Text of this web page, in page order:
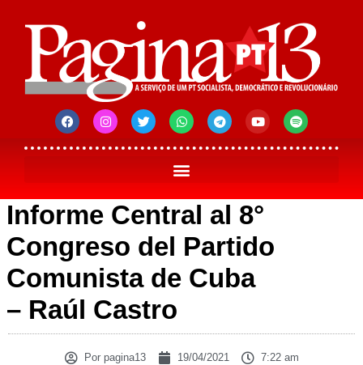
Informe Central al 8°
Congreso del Partido
Comunista de Cuba
– Raúl Castro
Porpagina13 19/04/2021
7:22 am